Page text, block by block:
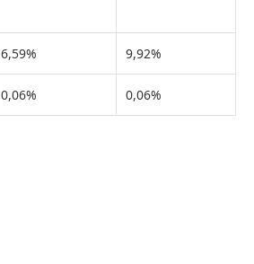
6,59% 9,92%
0,06% 0,06%